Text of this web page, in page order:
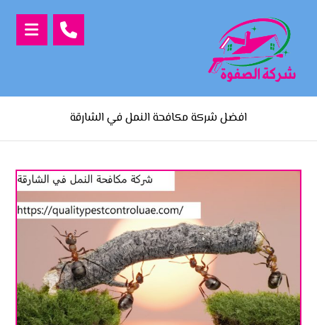
افضل شركة مكافحة النمل في الشارقة